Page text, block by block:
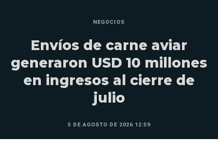
NEGOCIOS
Envíos de carne aviar
generaron USD 10 millones
en ingresos al cierre de
julio
5 DE AGOSTO DE 2026 12:59